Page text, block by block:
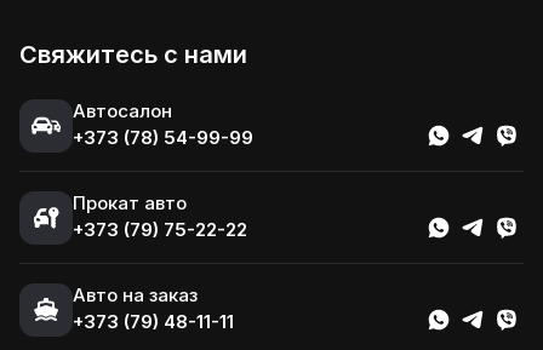
Свяжитесь с нами
Автосалон
+373 (78) 54-99-99
Прокат авто
+373 (79) 75-22-22
Авто на заказ
+373 (79) 48-11-11